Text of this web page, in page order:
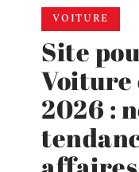
VOITURE
Site
Voiture
2026 :